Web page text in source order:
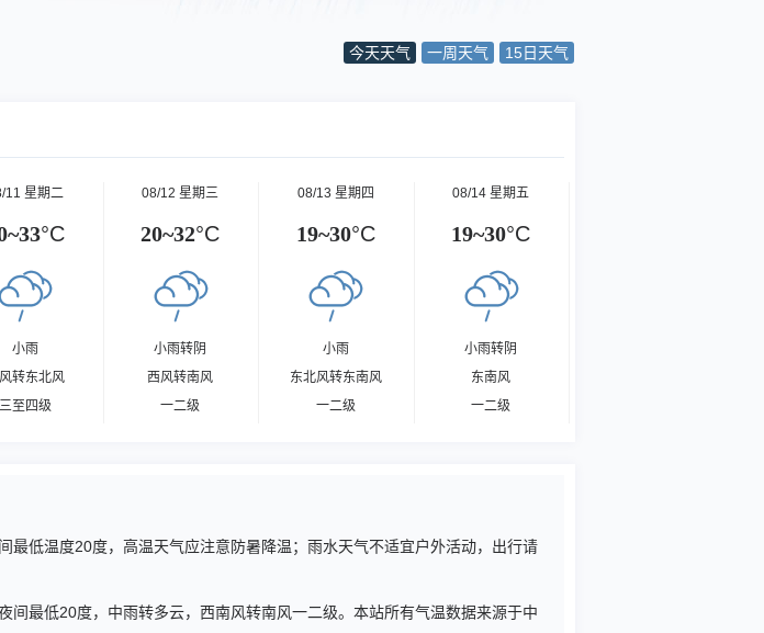
今天天气 一周天气 15日天气
11 星期二
°C
小雨
转东北风
三至四级
08/12 星期三
20~32°C
小雨转阴
西风转南风
一二级
08/13 星期四
19~30°C
小雨
东北风转东南风
一二级
08/14 星期五
19~30°C
小雨转阴
东南风
一二级
低温度20度，高温天气应注意防暑降温；雨水天气不适宜户外活动，出行请
最低20度，中雨转多云，西南风转南风一二级。本站所有气温数据来源于中